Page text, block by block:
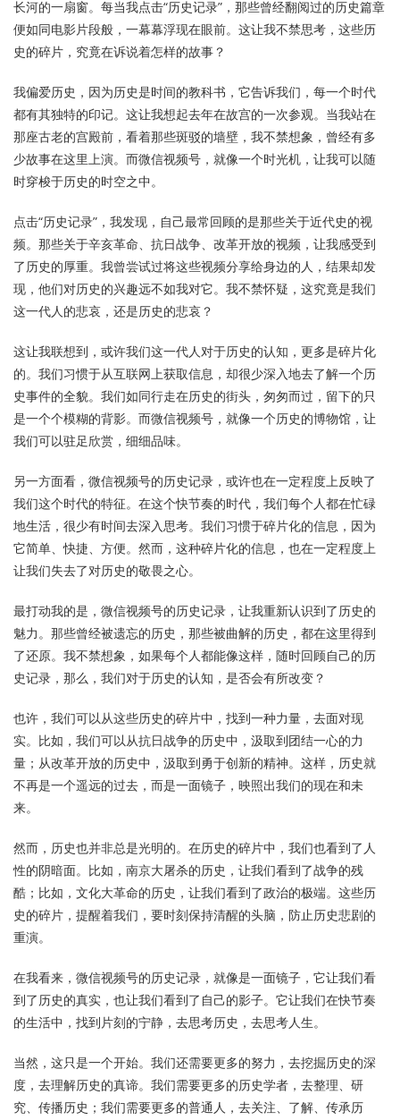
长河的一扇窗。每当我点击“历史记录”，那些曾经翻阅过的历史篇章
便如同电影片段般，一幕幕浮现在眼前。这让我不禁思考，这些历
史的碎片，究竟在诉说着怎样的故事？
我偏爱历史，因为历史是时间的教科书，它告诉我们，每一个时代
都有其独特的印记。这让我想起去年在故宫的一次参观。当我站在
那座古老的宫殿前，看着那些斑驳的墙壁，我不禁想象，曾经有多
少故事在这里上演。而微信视频号，就像一个时光机，让我可以随
时穿梭于历史的时空之中。
点击“历史记录”，我发现，自己最常回顾的是那些关于近代史的视
频。那些关于辛亥革命、抗日战争、改革开放的视频，让我感受到
了历史的厚重。我曾尝试过将这些视频分享给身边的人，结果却发
现，他们对历史的兴趣远不如我对它。我不禁怀疑，这究竟是我们
这一代人的悲哀，还是历史的悲哀？
这让我联想到，或许我们这一代人对于历史的认知，更多是碎片化
的。我们习惯于从互联网上获取信息，却很少深入地去了解一个历
史事件的全貌。我们如同行走在历史的街头，匆匆而过，留下的只
是一个个模糊的背影。而微信视频号，就像一个历史的博物馆，让
我们可以驻足欣赏，细细品味。
另一方面看，微信视频号的历史记录，或许也在一定程度上反映了
我们这个时代的特征。在这个快节奏的时代，我们每个人都在忙碌
地生活，很少有时间去深入思考。我们习惯于碎片化的信息，因为
它简单、快捷、方便。然而，这种碎片化的信息，也在一定程度上
让我们失去了对历史的敬畏之心。
最打动我的是，微信视频号的历史记录，让我重新认识到了历史的
魅力。那些曾经被遗忘的历史，那些被曲解的历史，都在这里得到
了还原。我不禁想象，如果每个人都能像这样，随时回顾自己的历
史记录，那么，我们对于历史的认知，是否会有所改变？
也许，我们可以从这些历史的碎片中，找到一种力量，去面对现
实。比如，我们可以从抗日战争的历史中，汲取到团结一心的力
量；从改革开放的历史中，汲取到勇于创新的精神。这样，历史就
不再是一个遥远的过去，而是一面镜子，映照出我们的现在和未
来。
然而，历史也并非总是光明的。在历史的碎片中，我们也看到了人
性的阴暗面。比如，南京大屠杀的历史，让我们看到了战争的残
酷；比如，文化大革命的历史，让我们看到了政治的极端。这些历
史的碎片，提醒着我们，要时刻保持清醒的头脑，防止历史悲剧的
重演。
在我看来，微信视频号的历史记录，就像是一面镜子，它让我们看
到了历史的真实，也让我们看到了自己的影子。它让我们在快节奏
的生活中，找到片刻的宁静，去思考历史，去思考人生。
当然，这只是一个开始。我们还需要更多的努力，去挖掘历史的深
度，去理解历史的真谛。我们需要更多的历史学者，去整理、研
究、传播历史；我们需要更多的普通人，去关注、了解、传承历